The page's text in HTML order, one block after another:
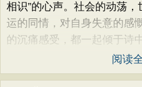
相识”的心声。社会的动荡
运的同情，对自身失意的感
的沉痛感受，都一起倾于诗中
阅读